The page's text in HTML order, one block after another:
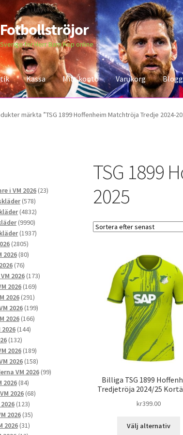
för Herr Barn Köp online
Kassa Mitt konto Varukorg
Butik Kassa Kontakta oss Mitt konto Storleksguiden
märkta ”TSG 1899 Hoffenheim Matchtröja Tredje 2024-
TSG 1899
2025
Billiga TSG 1899
Tredjetröja 2024/25
kr399.00
Välj alternativ
i VM 2026 2323
578578
produkter
48324832
produkter
99909990
produkter
19371937
28052805
produkter
2026 8080
7676
produkter
2026 173173
2026 169169
produkter
2026 291291
produkter
2026 199199
2026 166166
2026 144144
132132
produkter
2026 189189
produkter
2026 158158
produkter
VM 2026 9999
2026 8484
produkter
2026 6868
123123
produkter
2026 3535
2026 3131